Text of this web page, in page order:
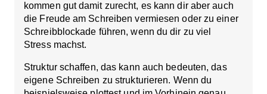
kommen gut damit zurecht, es kann dir aber auch
die Freude am Schreiben vermiesen oder zu einer
Schreibblockade führen, wenn du dir zu viel
Stress machst.
Struktur schaffen, das kann auch bedeuten,das
eigene Schreiben zu strukturieren. Wenn du